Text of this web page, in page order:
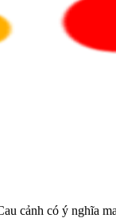
cảnh có ý nghĩa